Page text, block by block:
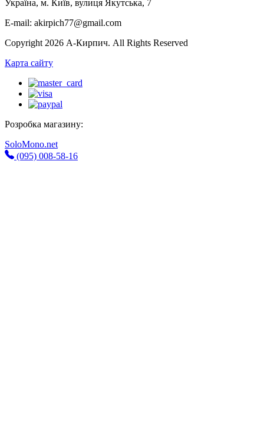
Україна, м. Київ, вулиця Якутська, 7
E-mail: akirpich77@gmail.com
Copyright 2026 А-Кирпич. All Rights Reserved
Карта сайту
Розробка магазину:
SoloMono.net
(095) 008-58-16